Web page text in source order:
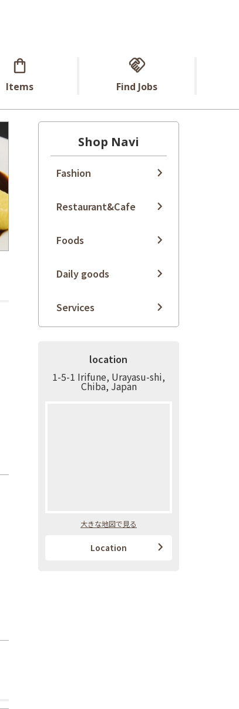
Items Find Jobs
Shop Navi
Fashion
Restaurant&Cafe
Foods
Daily goods
Services
location
1-5-1 Irifune, Urayasu-shi,
Chiba, Japan
大きな地図で見る
Location